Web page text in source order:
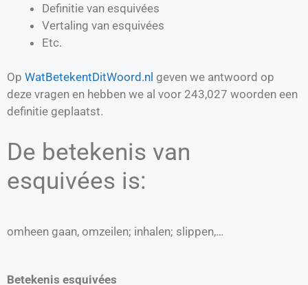
Definitie van esquivées
Vertaling van esquivées
Etc.
Op WatBetekentDitWoord.nl geven we antwoord op
deze vragen en hebben we al voor 243,027 woorden een
definitie geplaatst.
De betekenis van
esquivées is:
omheen gaan, omzeilen; inhalen; slippen,…
Betekenis esquivées